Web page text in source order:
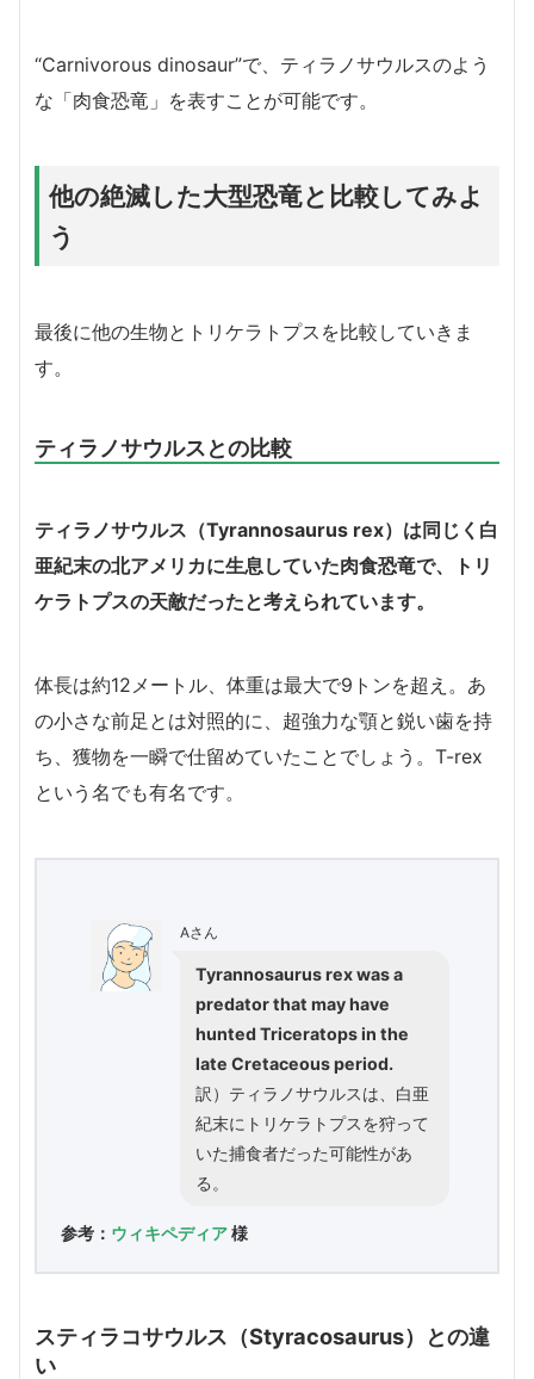
“Carnivorous dinosaur”で、ティラノサウルスのよう
な「肉食恐竜」を表すことが可能です。
他の絶滅した大型恐竜と比較してみよ
う
最後に他の生物とトリケラトプスを比較していきま
す。
ティラノサウルスとの比較
ティラノサウルス（Tyrannosaurus rex）は同じく白
亜紀末の北アメリカに生息していた肉食恐竜で、トリ
ケラトプスの天敵だったと考えられています。
体長は約12メートル、体重は最大で9トンを超え。あ
の小さな前足とは対照的に、超強力な顎と鋭い歯を持
ち、獲物を一瞬で仕留めていたことでしょう。T-rex
という名でも有名です。
Aさん
Tyrannosaurus rex was a
predator that may have
hunted Triceratops in the
late Cretaceous period.
訳）ティラノサウルスは、白亜
紀末にトリケラトプスを狩って
いた捕食者だった可能性があ
る。
参考： ウィキペディア様
スティラコサウルス（Styracosaurus）との違
い